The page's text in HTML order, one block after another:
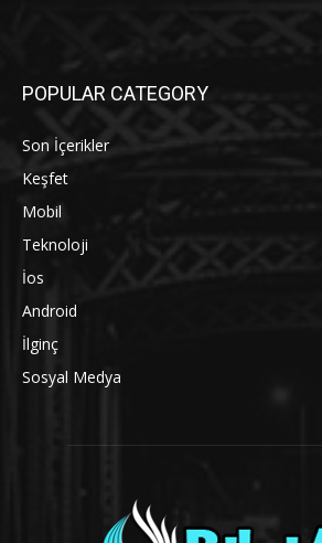
POPULAR CATEGORY
Son İçerikler
Keşfet
Mobil
Teknoloji
İos
Android
İlginç
Sosyal Medya